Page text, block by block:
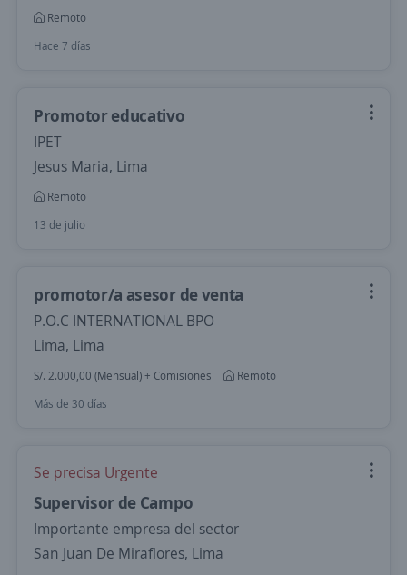
Remoto
Hace 7 días
Promotor educativo
IPET
Jesus Maria, Lima
Remoto
13 de julio
promotor/a asesor de venta
P.O.C INTERNATIONAL BPO
Lima, Lima
S/. 2.000,00 (Mensual) + Comisiones
Remoto
Más de 30 días
Se precisa Urgente
Supervisor de Campo
Importante empresa del sector
San Juan De Miraflores, Lima